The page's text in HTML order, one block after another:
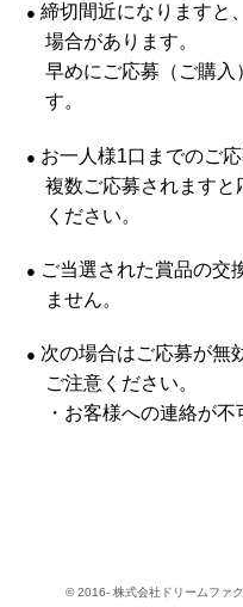
● 締切間近になりますと
場合があります。
早めにご応募（ご購入
す。
● お一人様1口までのご
複数ご応募されます
ください。
● ご当選された賞品の交
ません。
● 次の場合はご応募が無
ご注意ください。
・お客様への連絡が不
© 2016- 株式会社ドリームファ